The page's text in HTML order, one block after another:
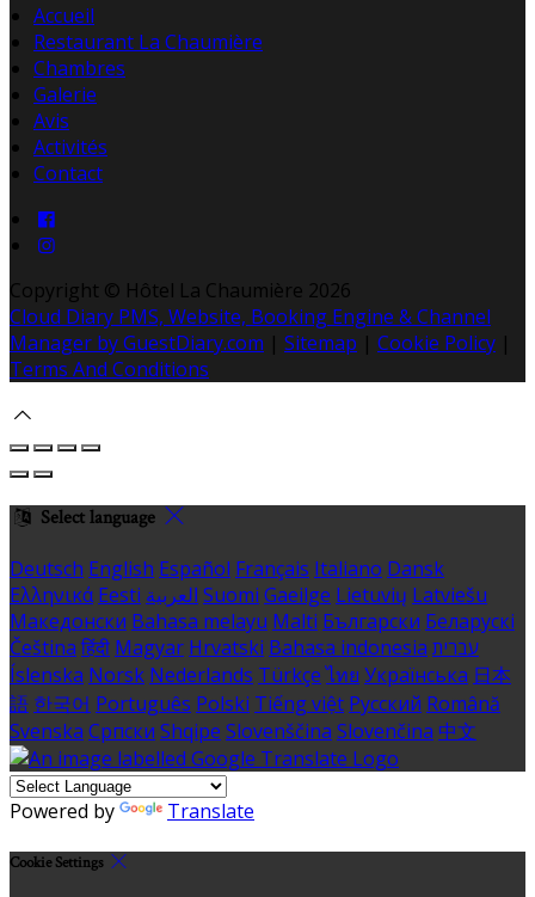
Accueil
Restaurant La Chaumière
Chambres
Galerie
Avis
Activités
Contact
Copyright © Hôtel La Chaumière 2026
Cloud Diary PMS, Website, Booking Engine & Channel
Manager by GuestDiary.com | Sitemap | Cookie Policy |
Terms And Conditions
Select language
Deutsch English Español Français Italiano Dansk
Ελληνικά Eesti العربية Suomi Gaeilge Lietuvių Latviešu
Македонски Bahasa melayu Malti Български Беларускі
Čeština हिंदी Magyar Hrvatski Bahasa indonesia עברית
Íslenska Norsk Nederlands Türkçe ไทย Українська 日本
語 한국어 Português Polski Tiếng việt Русский Română
Svenska Српски Shqipe Slovenščina Slovenčina 中文
Powered by Translate
Cookie Settings